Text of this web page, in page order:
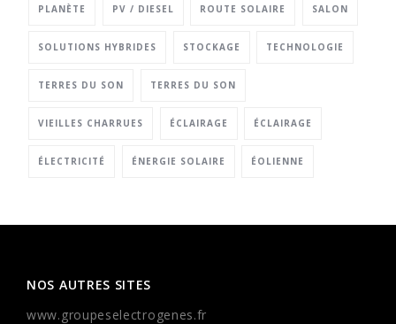
PLANÈTE PV / DIESEL ROUTE SOLAIRE SALON
SOLUTIONS HYBRIDES STOCKAGE TECHNOLOGIE
TERRES DU SON TERRES DU SON
VIEILLES CHARRUES ÉCLAIRAGE ÉCLAIRAGE
ÉLECTRICITÉ ÉNERGIE SOLAIRE ÉOLIENNE
NOS AUTRES SITES
www.groupeselectrogenes.fr